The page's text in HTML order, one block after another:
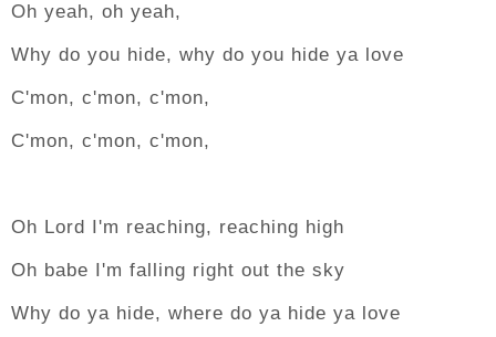
Oh yeah, oh yeah,
Why do you hide, why do you hide ya love
C'mon, c'mon, c'mon,
C'mon, c'mon, c'mon,
Oh Lord I'm reaching, reaching high
Oh babe I'm falling right out the sky
Why do ya hide, where do ya hide ya love